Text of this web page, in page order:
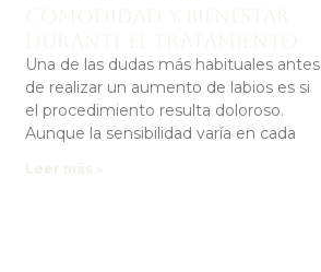
Una de las dudas más habituales antes
de realizar un aumento de labios es si
el procedimiento resulta doloroso.
Aunque la sensibilidad varía en cada